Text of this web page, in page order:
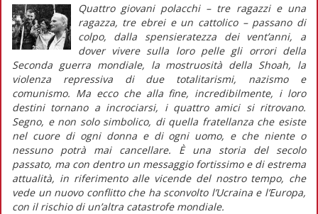
Quattro giovani polacchi – tre ragazzi e una
ragazza, tre ebrei e un cattolico – passano di
colpo, dalla spensieratezza dei vent’anni, a
dover vivere sulla loro pelle gli orrori della
Seconda guerra mondiale, la mostruosità della Shoah, la
violenza repressiva di due totalitarismi, nazismo e
comunismo. Ma ecco che alla fine, incredibilmente, i loro
destini tornano a incrociarsi, i quattro amici si ritrovano.
Segno, e non solo simbolico, di quella fratellanza che esiste
nel cuore di ogni donna e di ogni uomo, e che niente o
nessuno potrà mai cancellare. È una storia del secolo
passato, ma con dentro un messaggio fortissimo e di estrema
attualità, in riferimento alle vicende del nostro tempo, che
vede un nuovo conflitto che ha sconvolto l’Ucraina e l’Europa,
con il rischio di un’altra catastrofe mondiale.